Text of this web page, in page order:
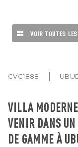
VOIR TOUTES
CVG1888
VILLA
VENIR DANS
DE GAMME À